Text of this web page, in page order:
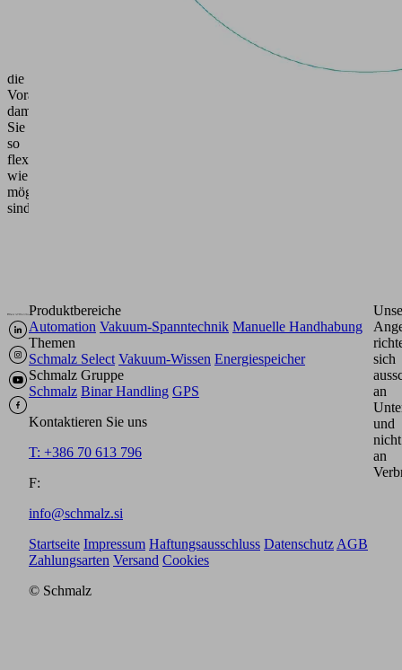
die
Voraussetzungen,
damit
Sie
so
flexibel
wie
möglich
sind.
Produktbereiche
Automation Vakuum-Spanntechnik Manuelle Handhabung
Themen
Schmalz Select Vakuum-Wissen Energiespeicher
Schmalz Gruppe
Schmalz Binar Handling GPS
Kontaktieren Sie uns
T: +386 70 613 796
F:
info@schmalz.si
sich
an
und
nicht
an
Startseite Impressum Haftungsausschluss DatenschutzAGB
Zahlungsarten Versand Cookies
© Schmalz